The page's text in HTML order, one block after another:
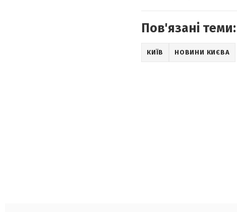
Пов'язані теми:
КИЇВ НОВИНИ КИЄВА